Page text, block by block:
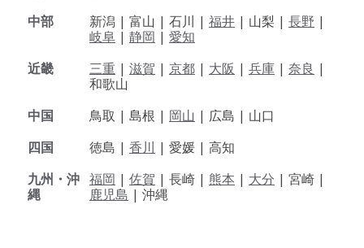
中部
新潟 | 富山 | 石川 | 福井 | 山梨 | 長野 |
岐阜 | 静岡 | 愛知
近畿
三重 | 滋賀 | 京都 | 大阪 | 兵庫 | 奈良 |
和歌山
中国
鳥取 | 島根 | 岡山 | 広島 | 山口
四国
徳島 | 香川 | 愛媛 | 高知
九州・沖
縄
福岡 | 佐賀 | 長崎 | 熊本 | 大分 | 宮崎 |
鹿児島 | 沖縄